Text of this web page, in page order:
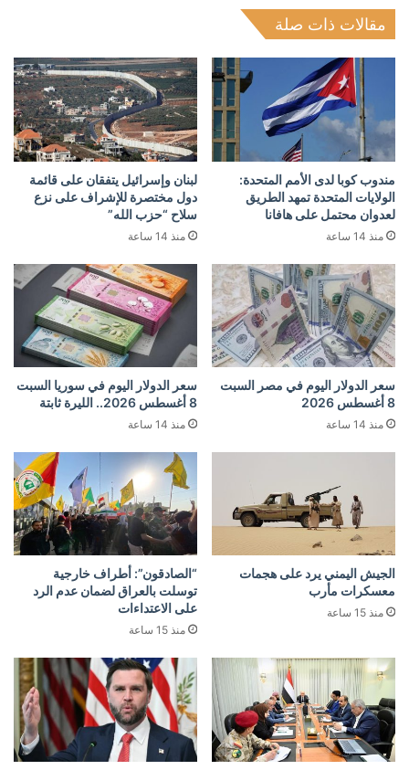
مقالات ذات صلة
مندوب كوبا لدى الأمم المتحدة:
الولايات المتحدة تمهد الطريق
لعدوان محتمل على هافانا
منذ 14 ساعة
لبنان وإسرائيل يتفقان على قائمة
دول مختصرة للإشراف على نزع
سلاح “حزب الله”
منذ 14 ساعة
سعر الدولار اليوم في مصر السبت
8 أغسطس 2026
منذ 14 ساعة
سعر الدولار اليوم في سوريا السبت
8 أغسطس 2026.. الليرة ثابتة
منذ 14 ساعة
الجيش اليمني يرد على هجمات
معسكرات مأرب
منذ 15 ساعة
“الصادقون”: أطراف خارجية
توسلت بالعراق لضمان عدم الرد
على الاعتداءات
منذ 15 ساعة